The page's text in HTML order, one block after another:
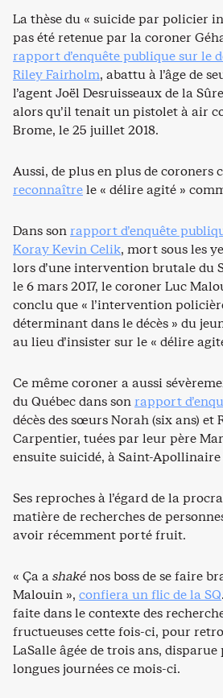
La thèse du « suicide par policier
pas été retenue par la coroner
rapport d’enquête publique sur le
Riley Fairholm, abattu à l’âge de
l’agent Joël Desruisseaux de la
alors qu’il tenait un pistolet à air
Brome, le 25 juillet 2018.
Aussi, de plus en plus de coroners
reconnaîtrele « délire agité »
Dans sonrapport d’enquête
Koray Kevin Celik, mort sous les
lors d’une intervention brutale du
le 6 mars 2017, le coroner Luc
conclu que « l’intervention
déterminant dans le décès » du
au lieu d’insister sur le « délire
Ce même coroner a aussi
du Québec dans sonrapport
décès des sœurs Norah (six ans) et
Carpentier, tuées par leur père
ensuite suicidé, à Saint-
Ses reproches à l’égard de la
matière de recherches de
avoir récemment porté fruit.
« Ça ashakénos boss de se faire
Malouin », confiera un flic de la SQ
faite dans le contexte des
fructueuses cette fois-ci, pour
LaSalle âgée de trois ans,
longues journées ce mois-ci.